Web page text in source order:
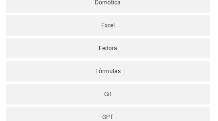
Domótica
Excel
Fedora
Fórmulas
Git
GPT